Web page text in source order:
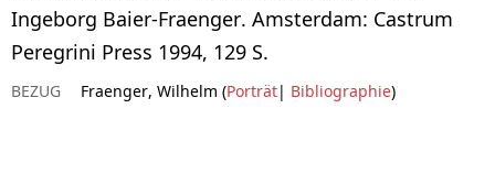
Ingeborg Baier-Fraenger. Amsterdam: Castrum
Peregrini Press 1994, 129 S.
BEZUG Fraenger, Wilhelm (Porträt| Bibliographie)